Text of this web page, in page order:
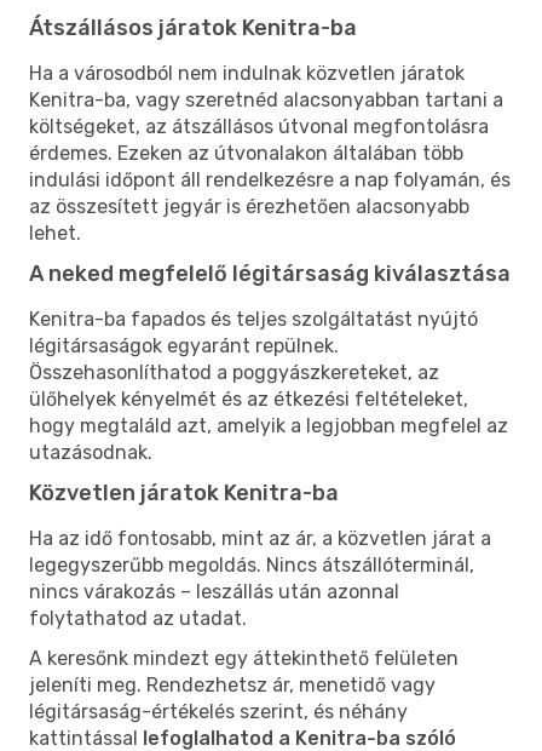
Átszállásos járatok Kenitra-ba
Ha a városodból nem indulnak közvetlen járatok
Kenitra-ba, vagy szeretnéd alacsonyabban tartani a
költségeket, az átszállásos útvonal megfontolásra
érdemes. Ezeken az útvonalakon általában több
indulási időpont áll rendelkezésre a nap folyamán, és
az összesített jegyár is érezhetően alacsonyabb
lehet.
A neked megfelelő légitársaság kiválasztása
Kenitra-ba fapados és teljes szolgáltatást nyújtó
légitársaságok egyaránt repülnek.
Összehasonlíthatod a poggyászkereteket, az
ülőhelyek kényelmét és az étkezési feltételeket,
hogy megtaláld azt, amelyik a legjobban megfelel az
utazásodnak.
Közvetlen járatok Kenitra-ba
Ha az idő fontosabb, mint az ár, a közvetlen járat a
legegyszerűbb megoldás. Nincs átszállóterminál,
nincs várakozás – leszállás után azonnal
folytathatod az utadat.
A keresőnk mindezt egy áttekinthető felületen
jeleníti meg. Rendezhetsz ár, menetidő vagy
légitársaság-értékelés szerint, és néhány
kattintással lefoglalhatod a Kenitra-ba szóló